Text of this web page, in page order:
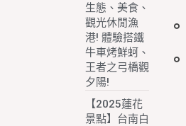
生態、美食、
觀光休閒漁
港! 體驗搭鐵
牛車烤鮮蚵、
王者之弓橋觀
夕陽!
【2025蓮花
景點】台南白